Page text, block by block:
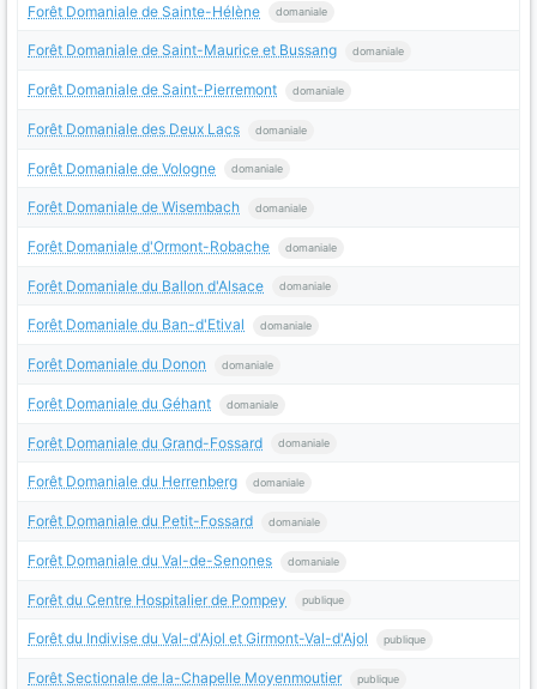
Forêt Domaniale de Sainte-Hélène domaniale
Forêt Domaniale de Saint-Maurice et Bussang domaniale
Forêt Domaniale de Saint-Pierremont domaniale
Forêt Domaniale des Deux Lacs domaniale
Forêt Domaniale de Vologne domaniale
Forêt Domaniale de Wisembach domaniale
Forêt Domaniale d'Ormont-Robache domaniale
Forêt Domaniale du Ballon d'Alsace domaniale
Forêt Domaniale du Ban-d'Etival domaniale
Forêt Domaniale du Donon domaniale
Forêt Domaniale du Géhant domaniale
Forêt Domaniale du Grand-Fossard domaniale
Forêt Domaniale du Herrenberg domaniale
Forêt Domaniale du Petit-Fossard domaniale
Forêt Domaniale du Val-de-Senones domaniale
Forêt du Centre Hospitalier de Pompey publique
Forêt du Indivise du Val-d'Ajol et Girmont-Val-d'Ajol publique
Forêt Sectionale de la-Chapelle Moyenmoutier publique